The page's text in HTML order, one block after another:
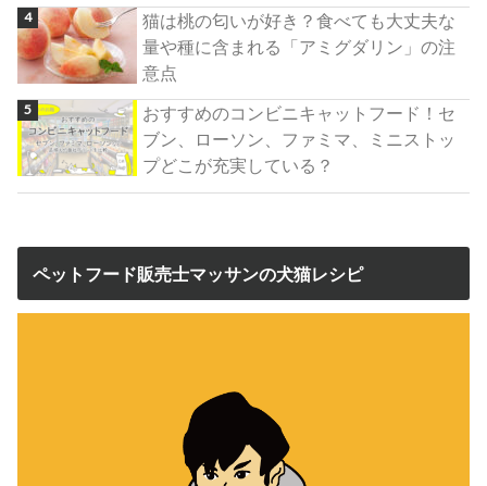
猫は桃の匂いが好き？食べても大丈夫な
量や種に含まれる「アミグダリン」の注
意点
おすすめのコンビニキャットフード！セ
ブン、ローソン、ファミマ、ミニストッ
プどこが充実している？
ペットフード販売士マッサンの犬猫レシピ